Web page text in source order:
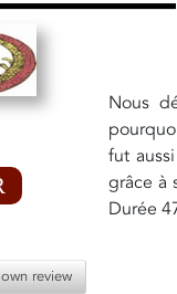
Nous
fut
grâce à
Durée
review